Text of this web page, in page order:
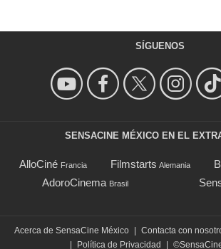
SÍGUENOS
SENSACINE MÉXICO EN EL
AlloCiné Francia Filmstarts Alemania
AdoroCinema Brasil
Acerca de SensaCine México Contacta con
Política de Privacidad